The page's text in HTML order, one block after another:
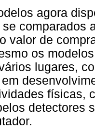
agora
comparados
valor de
os
lugares,
físicas,
detectores